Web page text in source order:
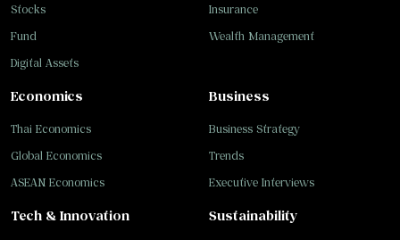
Stocks
Fund
Digital Assets
Insurance
Wealth Management
Business
Business Strategy
Trends
Executive Interviews
Tech & Innovation Sustainability
Economics
Thai Economics
Global Economics
ASEAN Economics